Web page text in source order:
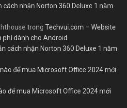
cách nhận Norton 360 Deluxe 1 năm
trong Techvui.com – Website
phí dành cho Android
cách nhận Norton 360 Deluxe 1 năm
để mua Microsoft Office 2024 mới
để mua Microsoft Office 2024 mới